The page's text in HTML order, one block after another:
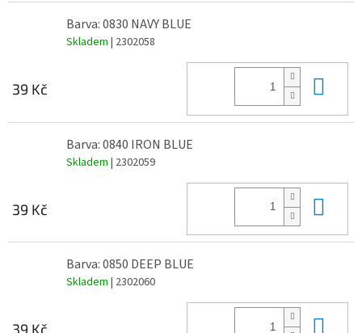
Barva: 0830 NAVY BLUE
Skladem | 2302058
39 Kč
Barva: 0840 IRON BLUE
Skladem | 2302059
39 Kč
Barva: 0850 DEEP BLUE
Skladem | 2302060
39 Kč